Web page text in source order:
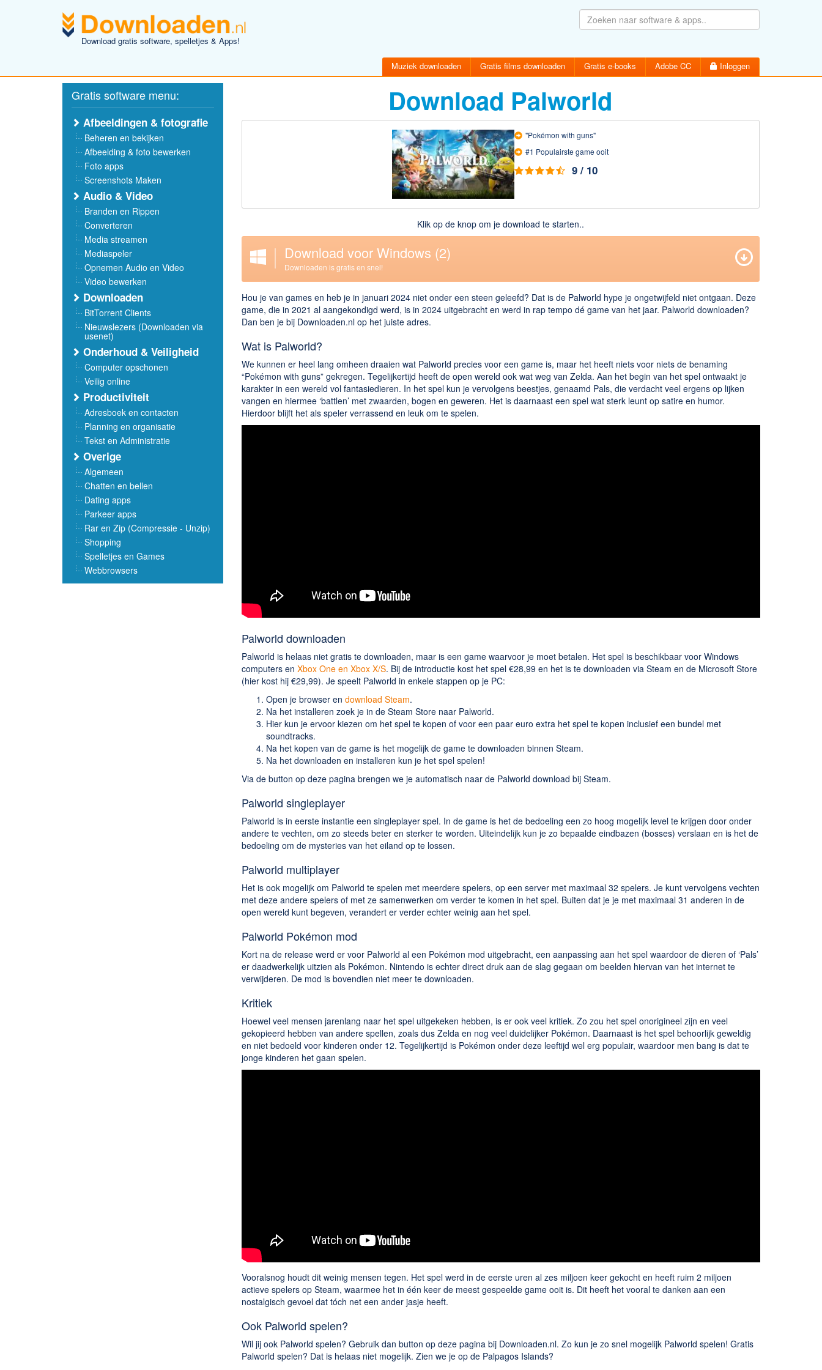
Download gratis software, spelletjes & Apps!
Muziek downloaden Gratis films downloaden Gratis e-books Adobe CC Inloggen
Wachtwoord vergeten
Activatiemail hersturen
Account aanmaken
Gratis software menu:
Afbeeldingen & fotografie
Beheren en bekijken
Afbeelding & foto bewerken
Foto apps
Screenshots Maken
Audio & Video
Branden en Rippen
Converteren
Media streamen
Mediaspeler
Opnemen Audio en Video
Video bewerken
Downloaden
BitTorrent Clients
Nieuwslezers (Downloaden via
usenet)
Onderhoud & Veiligheid
Computer opschonen
Veilig online
Productiviteit
Adresboek en contacten
Planning en organisatie
Tekst en Administratie
Overige
Algemeen
Chatten en bellen
Dating apps
Parkeer apps
Rar en Zip (Compressie - Unzip)
Shopping
Spelletjes en Games
Webbrowsers
Download Palworld
"Pokémon with guns"
#1 Populairste game ooit
9 / 10
Klik op de knop om je download te starten..
Download voor Windows (2)
Downloaden is gratis en snel!
Hou je van games en heb je in januari 2024 niet onder een steen geleefd? Dat is de Palworld hype je ongetwijfeld niet ontgaan. Deze
game, die in 2021 al aangekondigd werd, is in 2024 uitgebracht en werd in rap tempo dé game van het jaar. Palworld downloaden?
Dan ben je bij Downloaden.nl op het juiste adres.
Wat is Palworld?
We kunnen er heel lang omheen draaien wat Palworld precies voor een game is, maar het heeft niets voor niets de benaming
“Pokémon with guns” gekregen. Tegelijkertijd heeft de open wereld ook wat weg van Zelda. Aan het begin van het spel ontwaakt je
karakter in een wereld vol fantasiedieren. In het spel kun je vervolgens beestjes, genaamd Pals, die verdacht veel ergens op lijken
vangen en hiermee ‘battlen’ met zwaarden, bogen en geweren. Het is daarnaast een spel wat sterk leunt op satire en humor.
Hierdoor blijft het als speler verrassend en leuk om te spelen.
Palworld downloaden
Palworld is helaas niet gratis te downloaden, maar is een game waarvoor je moet betalen. Het spel is beschikbaar voor Windows
computers en Xbox One en Xbox X/S. Bij de introductie kost het spel €28,99 en het is te downloaden via Steam en de Microsoft Store
(hier kost hij €29,99). Je speelt Palworld in enkele stappen op je PC:
Open je browser en download Steam.
Na het installeren zoek je in de Steam Store naar Palworld.
Hier kun je ervoor kiezen om het spel te kopen of voor een paar euro extra het spel te kopen inclusief een bundel met
soundtracks.
Na het kopen van de game is het mogelijk de game te downloaden binnen Steam.
Na het downloaden en installeren kun je het spel spelen!
Via de button op deze pagina brengen we je automatisch naar de Palworld download bij Steam.
Palworld singleplayer
Palworld is in eerste instantie een singleplayer spel. In de game is het de bedoeling een zo hoog mogelijk level te krijgen door onder
andere te vechten, om zo steeds beter en sterker te worden. Uiteindelijk kun je zo bepaalde eindbazen (bosses) verslaan en is het de
bedoeling om de mysteries van het eiland op te lossen.
Palworld multiplayer
Het is ook mogelijk om Palworld te spelen met meerdere spelers, op een server met maximaal 32 spelers. Je kunt vervolgens vechten
met deze andere spelers of met ze samenwerken om verder te komen in het spel. Buiten dat je je met maximaal 31 anderen in de
open wereld kunt begeven, verandert er verder echter weinig aan het spel.
Palworld Pokémon mod
Kort na de release werd er voor Palworld al een Pokémon mod uitgebracht, een aanpassing aan het spel waardoor de dieren of ‘Pals’
er daadwerkelijk uitzien als Pokémon. Nintendo is echter direct druk aan de slag gegaan om beelden hiervan van het internet te
verwijderen. De mod is bovendien niet meer te downloaden.
Kritiek
Hoewel veel mensen jarenlang naar het spel uitgekeken hebben, is er ook veel kritiek. Zo zou het spel onorigineel zijn en veel
gekopieerd hebben van andere spellen, zoals dus Zelda en nog veel duidelijker Pokémon. Daarnaast is het spel behoorlijk geweldig
en niet bedoeld voor kinderen onder 12. Tegelijkertijd is Pokémon onder deze leeftijd wel erg populair, waardoor men bang is dat te
jonge kinderen het gaan spelen.
Vooralsnog houdt dit weinig mensen tegen. Het spel werd in de eerste uren al zes miljoen keer gekocht en heeft ruim 2 miljoen
actieve spelers op Steam, waarmee het in één keer de meest gespeelde game ooit is. Dit heeft het vooral te danken aan een
nostalgisch gevoel dat tóch net een ander jasje heeft.
Ook Palworld spelen?
Wil jij ook Palworld spelen? Gebruik dan button op deze pagina bij Downloaden.nl. Zo kun je zo snel mogelijk Palworld spelen! Gratis
Palworld spelen? Dat is helaas niet mogelijk. Zien we je op de Palpagos Islands?